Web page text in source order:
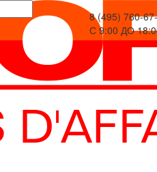
8 (495) 760-
С 9:00 ДО